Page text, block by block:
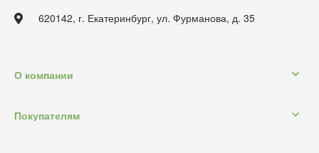
620142, г. Екатеринбург, ул. Фурманова, д. 35
О компании
Покупателям